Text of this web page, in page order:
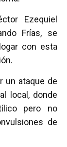
Ezequiel
Frías, se
con esta
un ataque de
local, donde
pero no
de